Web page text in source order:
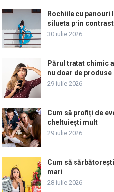
Rochiile cu panouri
silueta prin contrast
30 iulie 2026
Părul tratat chimic
nu doar de
29 iulie 2026
Cum să profiți de
cheltuiești mult
29 iulie 2026
Cum să
mari
28 iulie 2026